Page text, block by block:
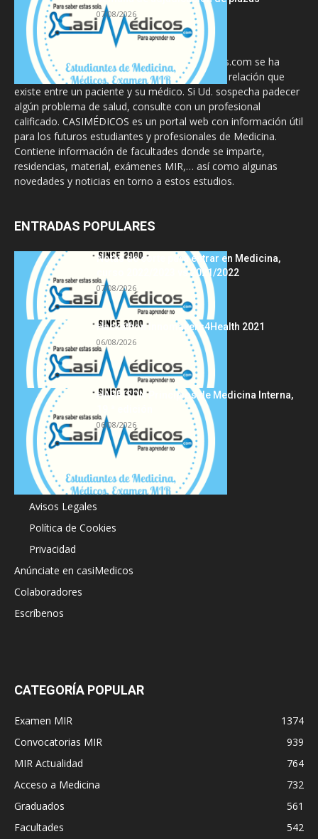
07/08/2026
La información proporcionada en CasiMedicos.com se ha
diseñado para complementar, no substituir, la relación que
existe entre un paciente y su médico. Si Ud. sospecha padecer
algún problema de salud, consulte con un profesional
calificado. CASIMÉDICOS es un portal web con información útil
para los futuros estudiantes y profesionales de Medicina.
Contiene información de facultades donde se imparte,
residencias, material, exámenes MIR,… así como algunas
novedades y noticias en torno a estos estudios.
ENTRADAS POPULARES
Notas de corte para entrar en Medicina,
curso 2022/2023 vs 2021/2022
07/08/2026
Hackathon Innomakers4Health 2021
06/08/2026
HARRISON Principios de Medicina Interna,
06/08/2026
Acerca de
Avisos Legales
Política de Cookies
Privacidad
Anúnciate en casiMedicos
Colaboradores
Escríbenos
CATEGORÍA POPULAR
Examen MIR
1374
Convocatorias MIR
939
MIR Actualidad
764
Acceso a Medicina
732
Graduados
561
Facultades
542